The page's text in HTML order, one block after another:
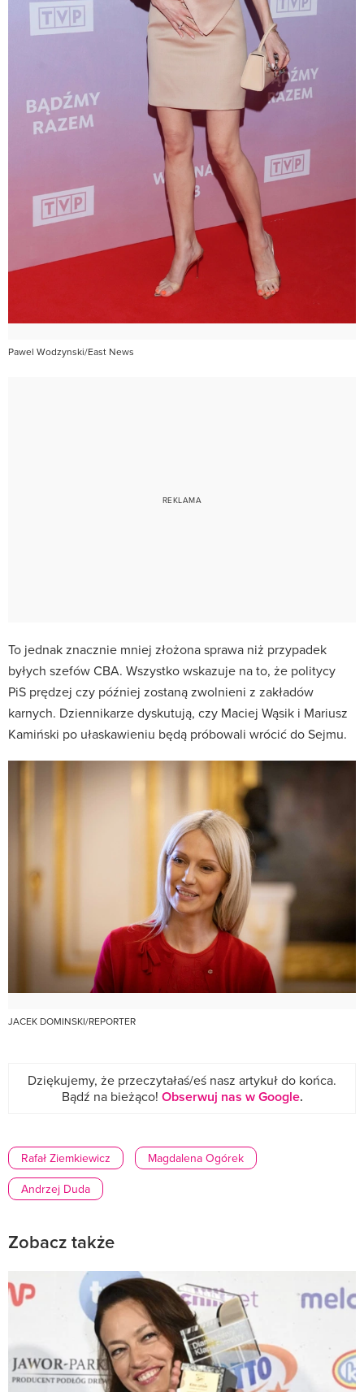
Pawel Wodzynski/East News
To jednak znacznie mniej złożona sprawa niż przypadek
byłych szefów CBA. Wszystko wskazuje na to, że politycy
PiS prędzej czy później zostaną zwolnieni z zakładów
karnych. Dziennikarze dyskutują, czy Maciej Wąsik i Mariusz
Kamiński po ułaskawieniu będą próbowali wrócić do Sejmu.
JACEK DOMINSKI/REPORTER
Dziękujemy, że przeczytałaś/eś nasz artykuł do końca.
Bądź na bieżąco! Obserwuj nas w Google.
Rafał Ziemkiewicz
Magdalena Ogórek
Andrzej Duda
Zobacz także